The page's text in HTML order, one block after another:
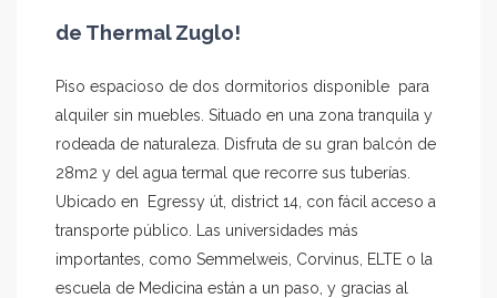
de Thermal Zuglo!
Piso espacioso de dos dormitorios disponible para
alquiler sin muebles. Situado en una zona tranquila y
rodeada de naturaleza. Disfruta de su gran balcón de
28m2 y del agua termal que recorre sus tuberías.
Ubicado en Egressy út, district 14, con fácil acceso a
transporte público. Las universidades más
importantes, como Semmelweis, Corvinus, ELTE o la
escuela de Medicina están a un paso, y gracias al